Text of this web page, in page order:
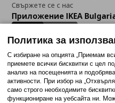
Свържете се с нас
Приложение IKEA
Последвайте ни:
FacebookTwitterYoutubePinterest
Политика за
С избиране на опцията „Приемам
приемете всички бисквитки с цел
анализ на посещенията и
активности. При избор на
само строго необходимитe
функциониране на уебсайта ни.